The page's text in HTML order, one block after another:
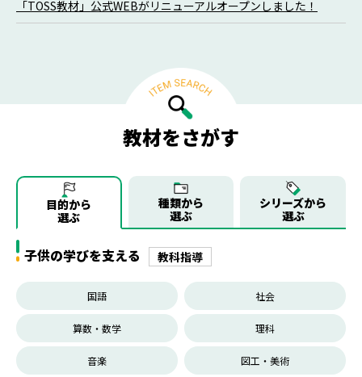
「TOSS教材」公式WEBがリニューアルオープンしました！
教材をさがす
目的から
選ぶ
種類から
選ぶ
シリーズから
選ぶ
子供の学びを支える 教科指導
国語 社会
算数・数学 理科
音楽 図工・美術